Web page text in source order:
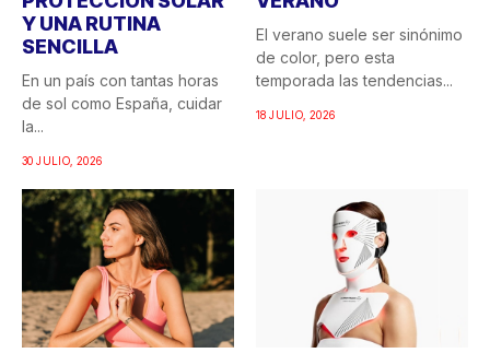
Y UNA RUTINA
SENCILLA
En un país con tantas horas
de sol como España, cuidar
la...
30 JULIO, 2026
El verano suele ser sinónimo
de color, pero esta
temporada las tendencias...
18 JULIO, 2026